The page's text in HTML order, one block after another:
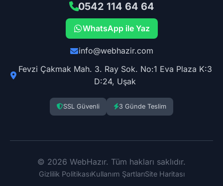
0542 114 64 64
WhatsApp ile Yaz
info@webhazir.com
Fevzi Çakmak Mah. 3. Ray Sok. No:1 Eva Plaza K:3
D:24, Uşak
SSL Güvenli 3 Günde Teslim
© 2026 WebHazır. Tüm hakları saklıdır.
Gizlilik PolitikasıKullanım ŞartlarıSite Haritası